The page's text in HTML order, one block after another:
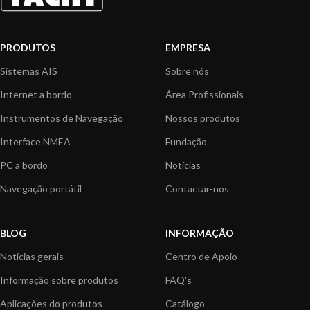
PRODUTOS
Sistemas AIS
Internet a bordo
Instrumentos de Navegação
Interface NMEA
PC a bordo
Navegação portátil
EMPRESA
Sobre nós
Área Profissionais
Nossos produtos
Fundação
Notícias
Contactar-nos
BLOG
Notícias gerais
Informação sobre produtos
Aplicações do produtos
INFORMAÇÃO
Centro de Apoio
FAQ's
Catálogo